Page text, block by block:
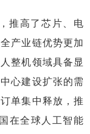
推高了芯片、电
产业链优势更加
整机领域具备显
心建设扩张的需
单集中释放，推
在全球人工智能